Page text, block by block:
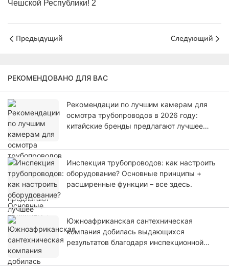
Предыдущий Следующий
РЕКОМЕНДОВАНО ДЛЯ ВАС
Рекомендации по лучшим камерам для
осмотра трубопроводов в 2026 году:
китайские бренды предлагают лучшее
Инспекция трубопроводов: как настроить
оборудование? Основные принципы +
расширенные функции – все здесь.
Южноафриканская сантехническая
компания добилась выдающихся
результатов благодаря инспекционной
чистое изображение способствует росту